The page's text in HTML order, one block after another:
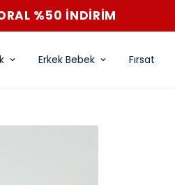
%50 İNDİRİM
Erkek Bebek Fırsat